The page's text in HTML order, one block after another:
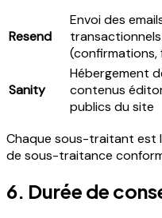
Resend
Envoi des
transactionnels
(confirmations,
Sanity
Hébergement
contenus
publics du site
Chaque sous-traitant est
de sous-traitance
6. Durée de